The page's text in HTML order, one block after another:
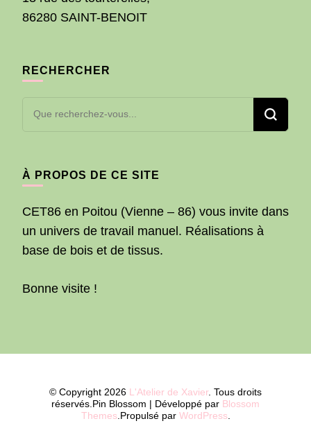
86280 SAINT-BENOIT
RECHERCHER
Vous
chose ?
À PROPOS DE CE SITE
CET86 en Poitou (Vienne – 86) vous invite dans
un univers de travail manuel. Réalisations à
base de bois et de tissus.
Bonne visite !
© Copyright 2026 L'Atelier de Xavier. Tous droits
réservés. Pin Blossom | Développé par Blossom
Themes .Propulsé par WordPress